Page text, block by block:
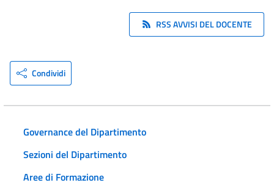
RSS AVVISI DEL DOCENTE
Condividi
Governance del Dipartimento
Sezioni del Dipartimento
Aree di Formazione